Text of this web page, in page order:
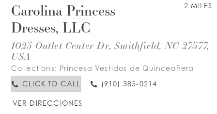
2 MILES
Carolina Princess
Dresses, LLC
1025 Outlet Center Dr, Smithfield, NC 27577,
USA
Collections: Princesa Vestidos de Quinceañera
CLICK TO CALL
(910) 385-0214
VER DIRECCIONES